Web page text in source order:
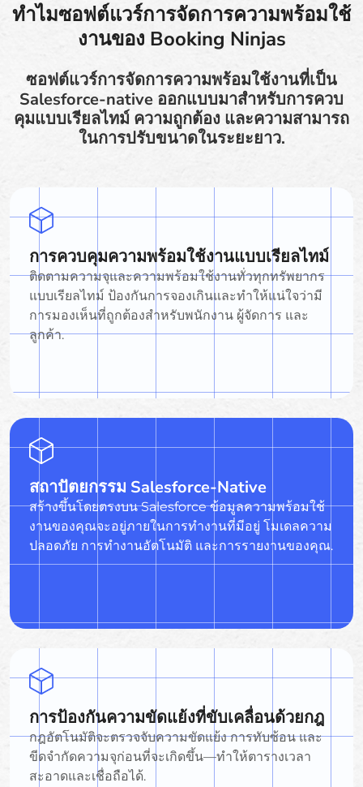
ทำไมซอฟต์แวร์การจัดการความพร้อมใช้
งานของ Booking Ninjas
ซอฟต์แวร์การจัดการความพร้อมใช้งานที่เป็น
Salesforce-native ออกแบบมาสำหรับการควบ
คุมแบบเรียลไทม์ ความถูกต้อง และความสามารถ
ในการปรับขนาดในระยะยาว.
การควบคุมความพร้อมใช้งานแบบเรียลไทม์
ติดตามความจุและความพร้อมใช้งานทั่วทุกทรัพยากร
แบบเรียลไทม์ ป้องกันการจองเกินและทำให้แน่ใจว่ามี
การมองเห็นที่ถูกต้องสำหรับพนักงาน ผู้จัดการ และ
ลูกค้า.
สถาปัตยกรรม Salesforce-Native
สร้างขึ้นโดยตรงบน Salesforce ข้อมูลความพร้อมใช้
งานของคุณจะอยู่ภายในการทำงานที่มีอยู่ โมเดลความ
ปลอดภัย การทำงานอัตโนมัติ และการรายงานของคุณ.
การป้องกันความขัดแย้งที่ขับเคลื่อนด้วยกฎ
กฎอัตโนมัติจะตรวจจับความขัดแย้ง การทับซ้อน และ
ขีดจำกัดความจุก่อนที่จะเกิดขึ้น—ทำให้ตารางเวลา
สะอาดและเชื่อถือได้.